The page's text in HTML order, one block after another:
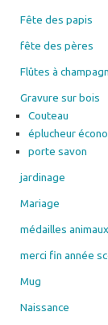
Fête des papis
fête des pères
Flûtes à
Gravure sur bois
Couteau
éplucheur
porte savon
jardinage
Mariage
médailles animaux
merci fin année
Mug
Naissance